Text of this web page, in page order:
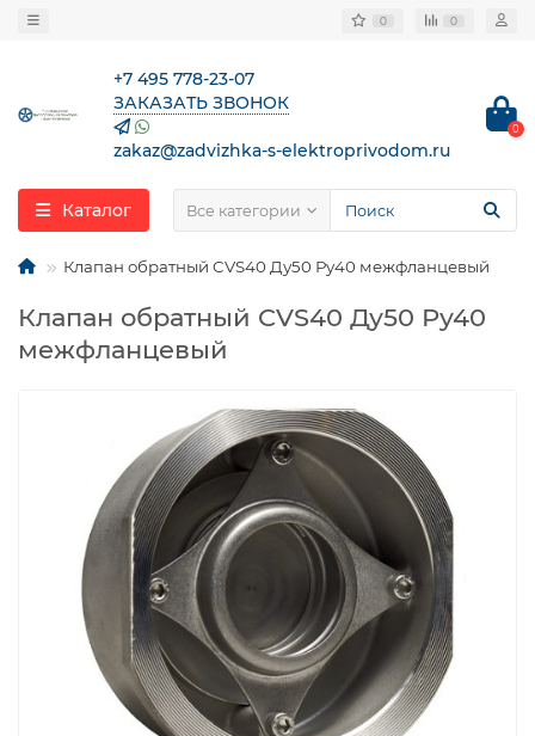
0 0
+7 495 778-23-07
ЗАКАЗАТЬ ЗВОНОК
zakaz@zadvizhka-s-elektroprivodom.ru
0
Каталог Все категории
Клапан обратный CVS40 Ду50 Ру40 межфланцевый
Клапан обратный CVS40 Ду50 Ру40
межфланцевый